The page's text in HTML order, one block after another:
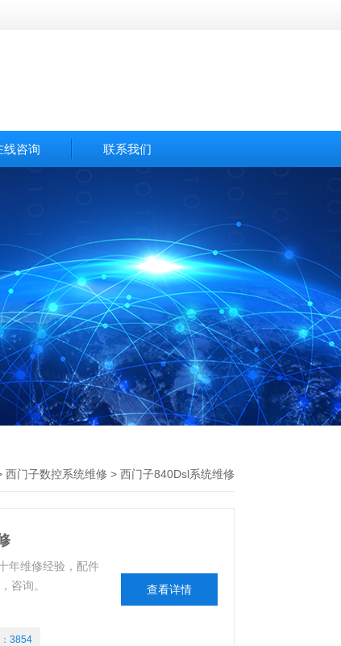
线咨询 联系我们
西门子数控系统维修 > 西门子840Dsl系统维修
年维修经验，配件
咨询。
3854
查看详情